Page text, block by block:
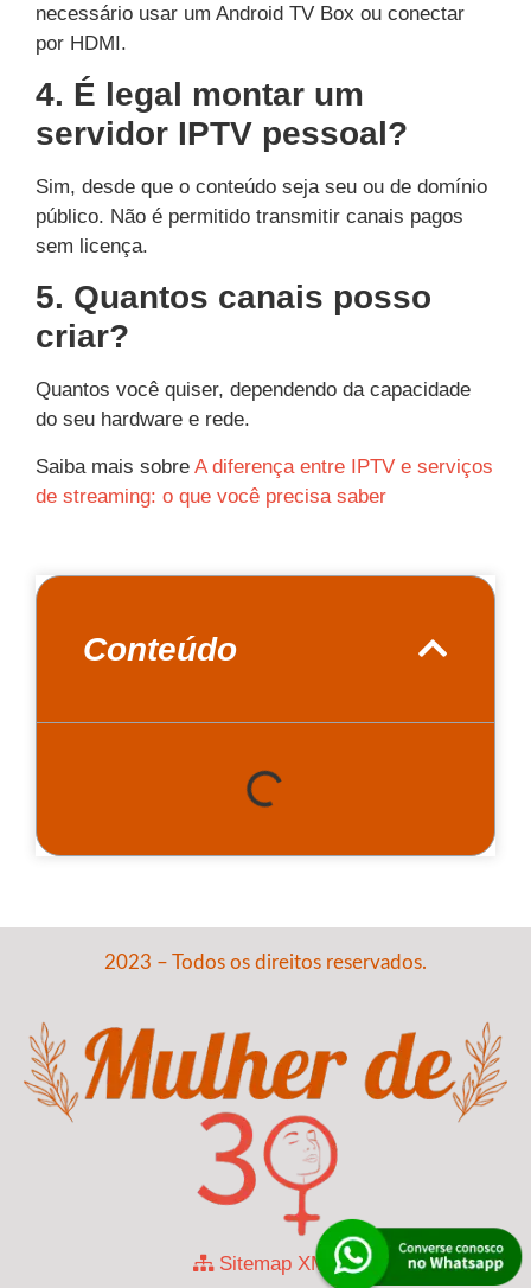
necessário usar um Android TV Box ou conectar
por HDMI.
4. É legal montar um
servidor IPTV pessoal?
Sim, desde que o conteúdo seja seu ou de domínio
público. Não é permitido transmitir canais pagos
sem licença.
5. Quantos canais posso
criar?
Quantos você quiser, dependendo da capacidade
do seu hardware e rede.
Saiba mais sobre A diferença entre IPTV e serviços
de streaming: o que você precisa saber
Conteúdo
2023 – Todos os direitos reservados.
Sitemap XML